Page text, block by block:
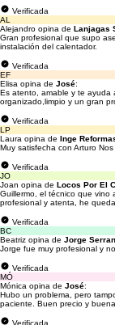
Verificada
AL
Alejandro opina de Lanjagas
Gran profesional que supo
instalación del calentador.
Verificada
EF
Elisa opina de José:
Es atento, amable y te ayuda
organizado,limpio y un gran
Verificada
LP
Laura opina de Inge
Muy satisfecha con Arturo
Verificada
JO
Joan opina de Locos Por El
Guillermo, el técnico que vino
profesional y atenta, he
Verificada
BC
Beatriz opina de Jorge
Jorge fue muy profesional y
Verificada
MÓ
Mónica opina de José:
Hubo un problema, pero
paciente. Buen precio y
Verificada